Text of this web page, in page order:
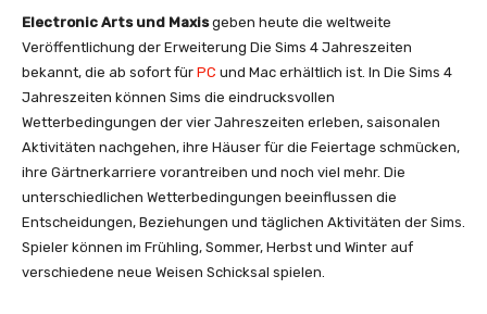
Electronic Arts und Maxisgeben heute die weltweite
Veröffentlichung der Erweiterung Die Sims 4 Jahreszeiten
bekannt, die ab sofort für PC und Mac erhältlich ist. In Die Sims 4
Jahreszeiten können Sims die eindrucksvollen
Wetterbedingungen der vier Jahreszeiten erleben, saisonalen
Aktivitäten nachgehen, ihre Häuser für die Feiertage schmücken,
ihre Gärtnerkarriere vorantreiben und noch viel mehr. Die
unterschiedlichen Wetterbedingungen beeinflussen die
Entscheidungen, Beziehungen und täglichen Aktivitäten der Sims.
Spieler können im Frühling, Sommer, Herbst und Winter auf
verschiedene neue Weisen Schicksal spielen.